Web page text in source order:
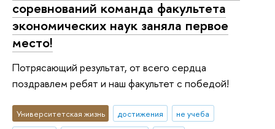
соревнований команда факультета
экономических наук заняла первое
место!
Потрясающий результат, от всего сердца
поздравлем ребят и наш факультет с победой!
Университетская жизнь достижения
не учеба